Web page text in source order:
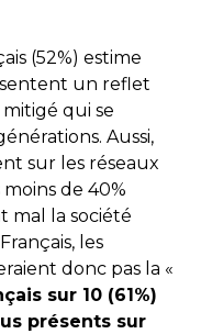
(52%) estime
un reflet
qui se
Aussi,
sur les réseaux
de 40%
la société
les
donc pas la «
sur 10 (61%)
présents sur